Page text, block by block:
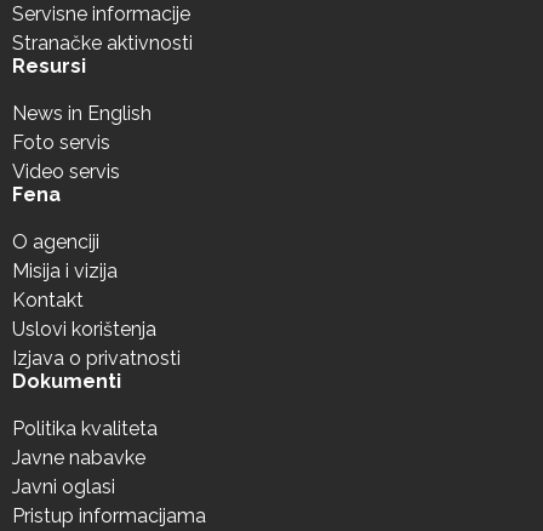
Servisne informacije
Stranačke aktivnosti
Resursi
News in English
Foto servis
Video servis
Fena
O agenciji
Misija i vizija
Kontakt
Uslovi korištenja
Izjava o privatnosti
Dokumenti
Politika kvaliteta
Javne nabavke
Javni oglasi
Pristup informacijama